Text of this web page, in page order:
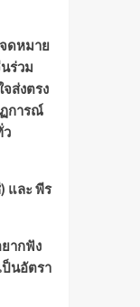
ดหมาย
ร่วม
ส่งตรง
การณ์
และ พีร
ากฟัง
ป็นอัตรา